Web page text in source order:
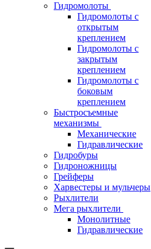
Гидромолоты
Гидромолоты с
открытым
креплением
Гидромолоты с
закрытым
креплением
Гидромолоты с
боковым
креплением
Быстросъемные
механизмы
Механические
Гидравлические
Гидробуры
Гидроножницы
Грейферы
Харвестеры и мульчеры
Рыхлители
Мега рыхлители
Монолитные
Гидравлические